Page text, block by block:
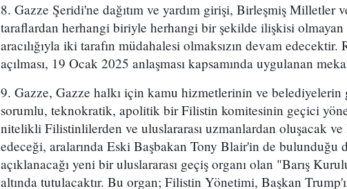
8. Gazze Şeridi'ne dağıtım ve yardım girişi, Birleşmiş Milletler
taraflardan herhangi biriyle herhangi bir şekilde ilişkisi olmayan
aracılığıyla iki tarafın müdahalesi olmaksızın devam
açılması, 19 Ocak 2025 anlaşması kapsamında uygulanan
9. Gazze, Gazze halkı için kamu hizmetlerinin ve
sorumlu, teknokratik, apolitik bir Filistin komitesinin geçici
nitelikli Filistinlilerden ve uluslararası uzmanlardan oluşacak ve
edeceği, aralarında Eski Başbakan Tony Blair'in de bulunduğu
açıklanacağı yeni bir uluslararası geçiş organı olan "Barış
altında tutulacaktır. Bu organ; Filistin Yönetimi, Başkan